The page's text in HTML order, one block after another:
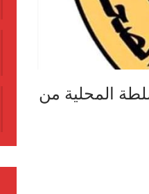
المحلية من